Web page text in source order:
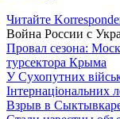
Читайте
Война России с
Провал сезона:
турсектора Крыма
У Сухопутних
Інтернаціональних
Взрыв в